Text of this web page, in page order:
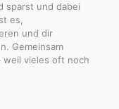
sparst und dabei
es,
und dir
Gemeinsam
weil vieles oft noch